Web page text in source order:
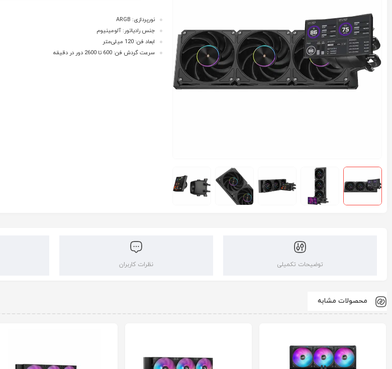
نورپردازی: ARGB
جنس رادیاتور: آلومینیوم
ابعاد فن: 120 میلی‌متر
سرعت گردش فن: 600 تا 2600 دور در دقیقه
توضیحات تکمیلی نظرات کاربران
محصولات مشابه